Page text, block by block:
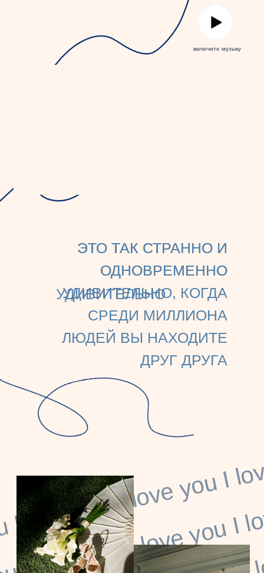
ЭТО ТАК СТРАННО И
ОДНОВРЕМЕННО
УДИВИТЕЛЬНО, КОГДА
СРЕДИ МИЛЛИОНА
ЛЮДЕЙ ВЫ НАХОДИТЕ
ДРУГ ДРУГА
ЭТО ТАК СТРАННО И
ОДНОВРЕМЕННО
УДИВИТЕЛЬНО
включите музыку